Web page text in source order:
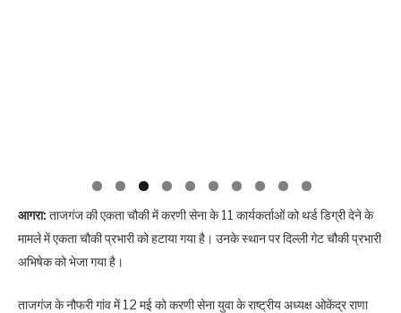
आगरा: ताजगंज की एकता चौकी में करणी सेना के 11 कार्यकर्ताओं को थर्ड डिग्री देने के
मामले में एकता चौकी प्रभारी को हटाया गया है। उनके स्थान पर दिल्ली गेट चौकी प्रभारी
अभिषेक को भेजा गया है।
ताजगंज के नौफरी गांव में 12 मई को करणी सेना युवा के राष्ट्रीय अध्यक्ष ओकेंद्र राणा